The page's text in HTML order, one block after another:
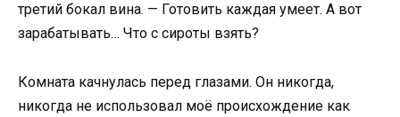
третий бокал вина. — Готовить каждая умеет. А вот
зарабатывать… Что с сироты взять?
Комната качнулась перед глазами. Он никогда,
никогда не использовал моё происхождение как